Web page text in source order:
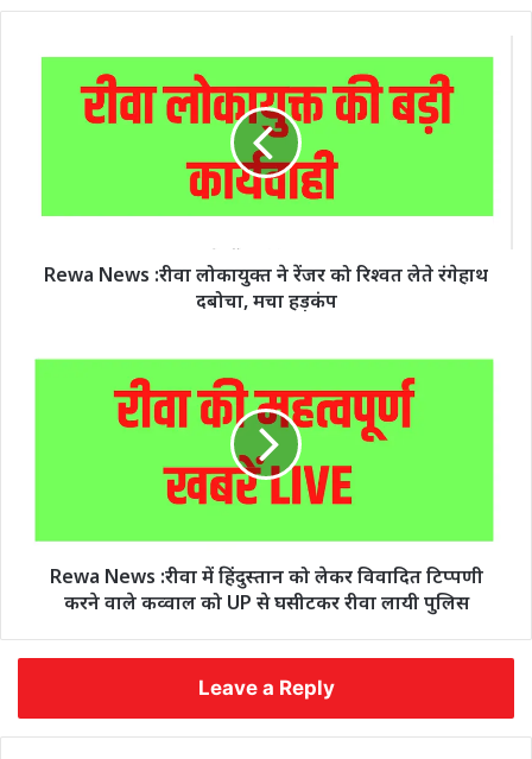
Rewa News :रीवा लोकायुक्त ने रेंजर को रिश्वत लेते रंगेहाथ
दबोचा, मचा हड़कंप
Rewa News :रीवा में हिंदुस्तान को लेकर विवादित टिप्पणी
करने वाले कव्वाल को UP से घसीटकर रीवा लायी पुलिस
Leave a Reply